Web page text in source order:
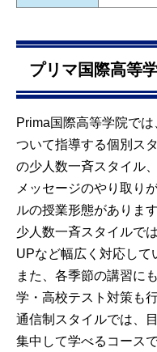
プリマ国際高等
Prima国際高等学院で
ついて指導する個別ス
の少人数一斉スタイル
メッセージのやり取り
ルの授業形態があります
少人数一斉スタイルで
UPなど幅広く対応して
また、各季節の講習に
学・高校テスト対策も
通信制スタイルでは、
集中して学べるコース